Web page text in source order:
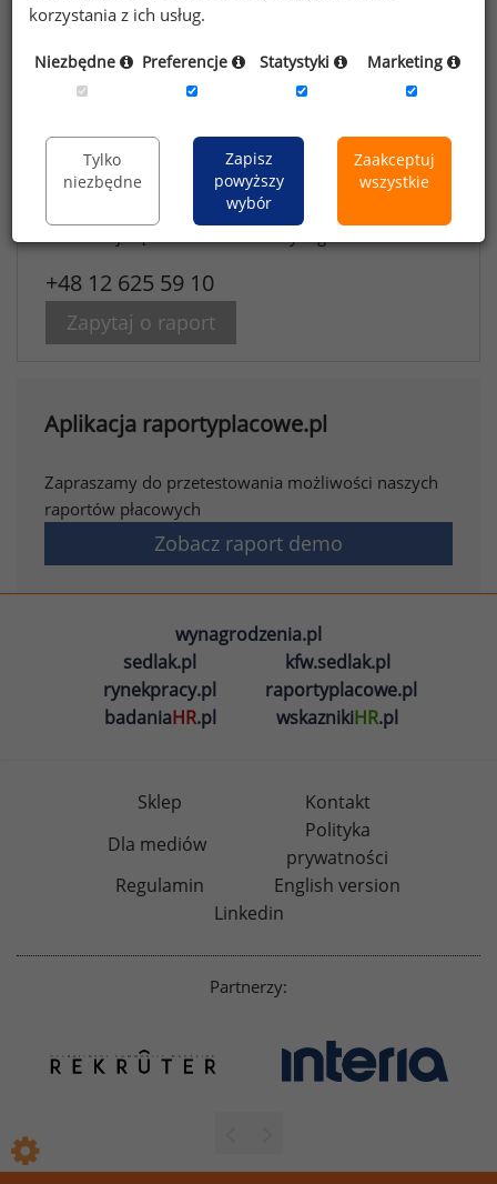
Wynagrodzenia członków rad nadzorczych banków
Chcesz kupić raport?
+48 12 625 59 10
Zapytaj o raport
Aplikacja raportyplacowe.pl
Zapraszamy do przetestowania możliwości naszych
raportów płacowych
Zobacz raport demo
wynagrodzenia.pl
sedlak.pl
kfw.sedlak.pl
rynekpracy.pl
raportyplacowe.pl
badaniaHR.pl wskaznikiHR.pl
Sklep
Kontakt
Dla mediów
Polityka
prywatności
Regulamin
English version
Linkedin
Partnerzy:
korzystania z ich usług.
Niezbędne Preferencje Statystyki Marketing
Tylko
niezbędne
Zapisz
powyższy
wybór
Zaakceptuj
wszystkie